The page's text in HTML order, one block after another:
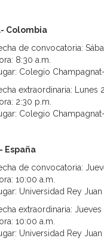
Colombia
de convocatoria:
8:30 a.m.
Colegio
extraordinaria: Lunes
2:30 p.m.
Colegio
España
de convocatoria:
10:00 a.m.
Universidad Rey
extraordinaria:
10:00 a.m.
Universidad Rey